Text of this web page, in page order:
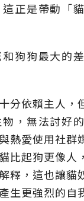
正是帶動「
狗狗最大的
分依賴主人，
，無法討好
熱愛使用社群
比起狗更像人
釋，這也讓貓
生更強烈的自